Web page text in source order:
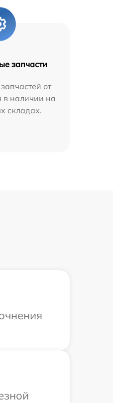
запчасти
от
в наличии на
складах.